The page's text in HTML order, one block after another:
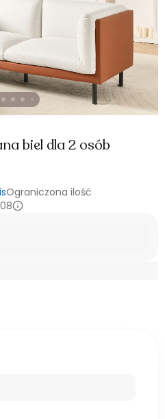
biel dla 2 osób
Ograniczona ilość